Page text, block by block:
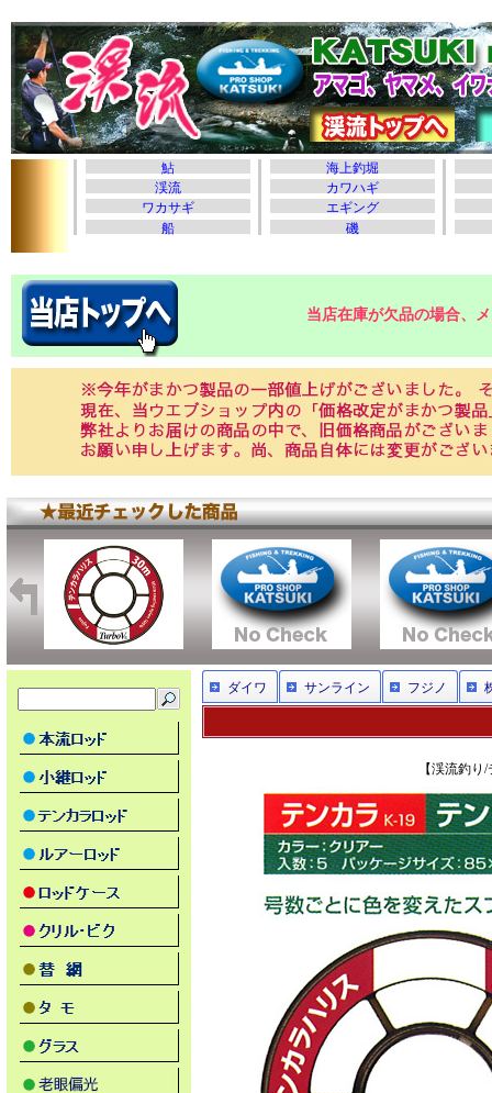
当店在庫が欠品の場合、
ダイワ サンライン フジノ
【渓流釣